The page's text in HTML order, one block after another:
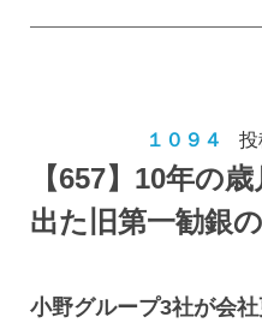
１０９４ 投
【657】 10年の
出た旧第一勧銀
小野グループ3社が会